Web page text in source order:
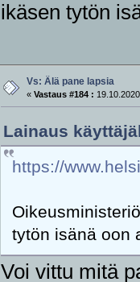
ikäsen tytön
Vs: Älä pane lapsia
« Vastaus #184 :
Lainaus
https://
tytön isänä oon
Voi vittu mitä